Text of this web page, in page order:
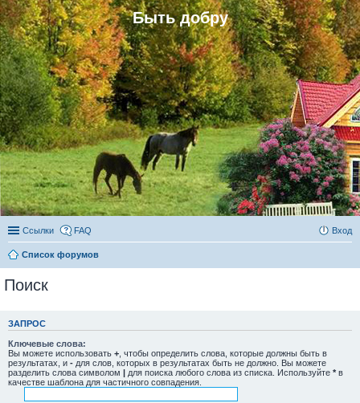
Быть добру
Ссылки FAQ Вход
Список форумов
Поиск
ЗАПРОС
Ключевые слова:
Вы можете использовать + , чтобы определить слова, которые должны быть в
результатах, и - для слов, которых в результатах быть не должно. Вы можете
разделить слова символом | для поиска любого слова из списка. Используйте * в
качестве шаблона для частичного совпадения.